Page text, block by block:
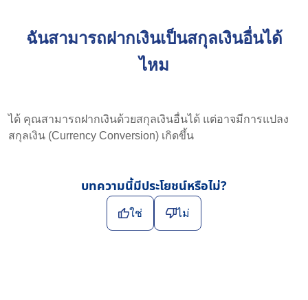
ฉันสามารถฝากเงินเป็นสกุลเงินอื่นได้
ไหม
ได้ คุณสามารถฝากเงินด้วยสกุลเงินอื่นได้ แต่อาจมีการแปลง
สกุลเงิน (Currency Conversion) เกิดขึ้น
บทความนี้มีประโยชน์หรือไม่?
ใช่ ไม่